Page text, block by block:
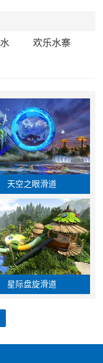
欢乐水寨
天空之眼滑道
星际盘旋滑道